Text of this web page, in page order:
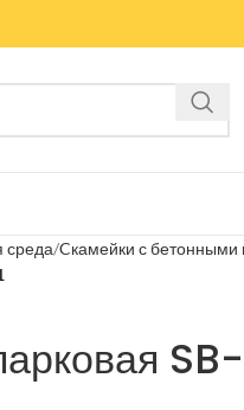
среда Cкамейки с бетонными